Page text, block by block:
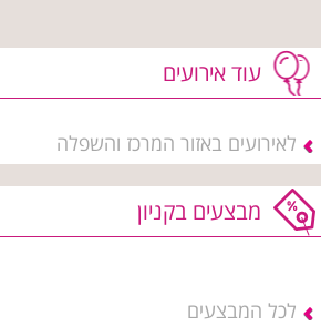
עוד אירועים
לאירועים באזור המרכז והשפלה
מבצעים בקניון
לכל המבצעים